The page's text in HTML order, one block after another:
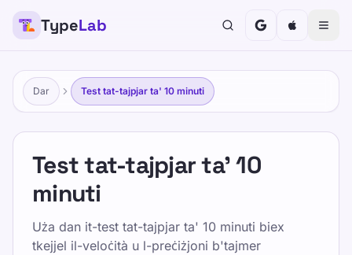
TypeLab
Dar Test tat-tajpjar ta' 10 minuti
Test tat-tajpjar ta' 10
minuti
Uża dan it-test tat-tajpjar ta' 10 minuti biex
tkejjel il-veloċità u l-preċiżjoni b'tajmer